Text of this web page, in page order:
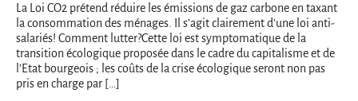
La Loi CO2 prétend réduire les émissions de gaz carbone en taxant
la consommation des ménages. Il s’agit clairement d’une loi anti-
salariés! Comment lutter?Cette loi est symptomatique de la
transition écologique proposée dans le cadre du capitalisme et de
l’Etat bourgeois ; les coûts de la crise écologique seront non pas
pris en charge par […]